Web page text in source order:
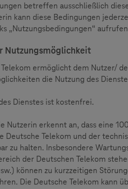
betreffen ausschließlich
kann diese Bedingungen
„Nutzungsbedingungen“
Nutzungsmöglichkeit
ermöglicht dem Nutzer/
die Nutzung des
Dienstes ist kostenfrei.
Nutzerin erkennt an, dass eine
Deutsche Telekom und der
zu halten. Insbesondere
der Deutschen Telekom
können zu kurzzeitigen
Die Deutsche Telekom kann